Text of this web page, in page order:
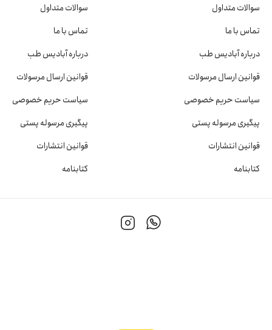
سوالات متداول
تماس با ما
درباره آبادیس طب
قوانین ارسال مرسولات
سیاست حریم خصوصی
پیگیری مرسوله پستی
قوانین انتشارات
کتابنامه
سوالات متداول
تماس با ما
درباره آبادیس طب
قوانین ارسال مرسولات
سیاست حریم خصوصی
پیگیری مرسوله پستی
قوانین انتشارات
کتابنامه